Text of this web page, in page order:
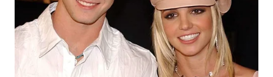
WN
NATUNA